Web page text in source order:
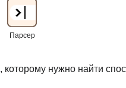
Парсер
нужно найти